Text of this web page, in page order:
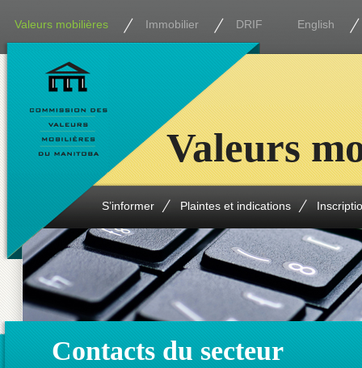
Valeurs mobilières Immobilier DRIF English
S’informer Plaintes et indications
Valeurs
Contacts du secteur